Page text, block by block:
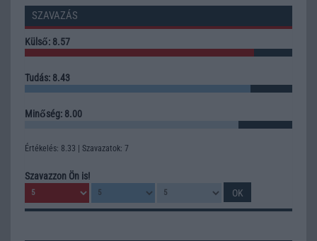
SZAVAZÁS
Külső: 8.57
Tudás: 8.43
Minőség: 8.00
Értékelés: 8.33 | Szavazatok: 7
Szavazzon Ön is!